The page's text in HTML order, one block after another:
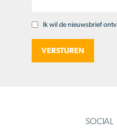
Opt-Ik wil de nieuwsbrief
SOCIAL